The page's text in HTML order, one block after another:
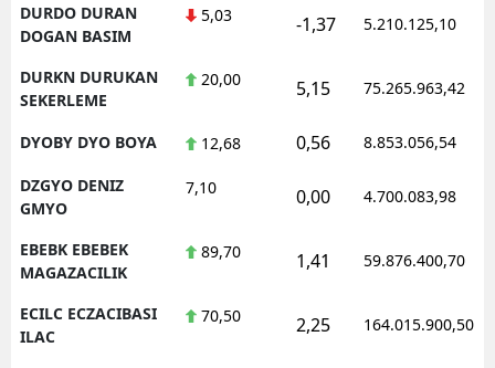
DURDO DURAN
DOGAN BASIM
5,03 -1,37 5.210.125,10
DURKN DURUKAN
SEKERLEME
20,00 5,15 75.265.963,42
DYOBY DYO BOYA 12,68 0,56 8.853.056,54
DZGYO DENIZ
GMYO
7,10 0,00 4.700.083,98
EBEBK EBEBEK
MAGAZACILIK
89,70 1,41 59.876.400,70
ECILC ECZACIBASI
ILAC
70,50 2,25 164.015.900,50